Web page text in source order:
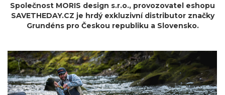
Společnost MORIS design s.r.o., provozovatel eshopu
SAVETHEDAY.CZ je hrdý exkluzivní distributor značky
Grundéns pro Českou republiku a Slovensko.